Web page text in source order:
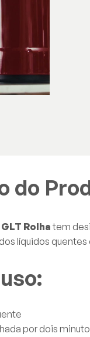
do
Rolhatem
líquidos
por dois